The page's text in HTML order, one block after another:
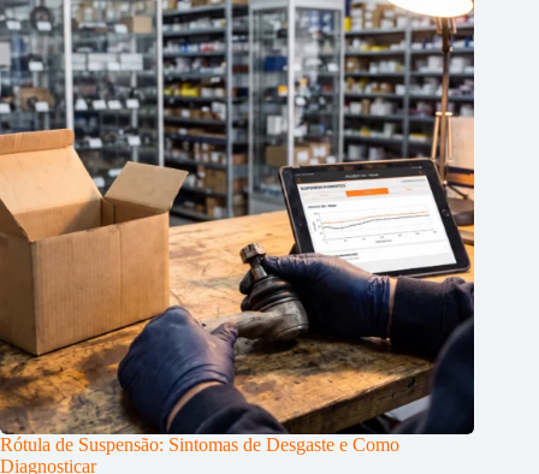
Rótula de Suspensão: Sintomas de Desgaste e Como
Diagnosticar